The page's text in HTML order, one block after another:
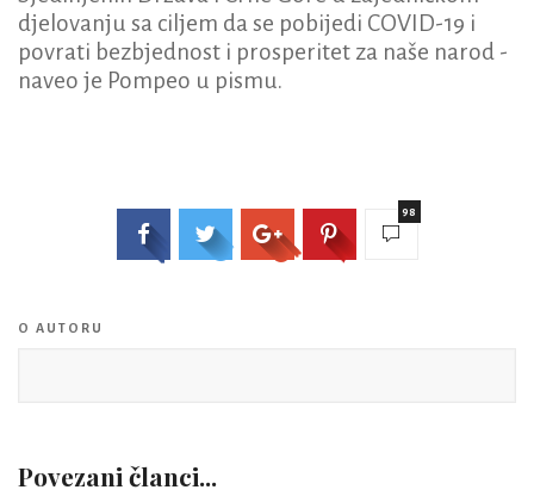
djelovanju sa ciljem da se pobijedi COVID-19 i
povrati bezbjednost i prosperitet za naše narod -
naveo je Pompeo u pismu.
98
O AUTORU
Povezani članci...